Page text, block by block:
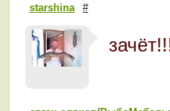
starshina #